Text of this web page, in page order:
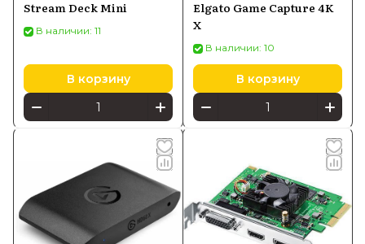
Stream Deck Mini
В наличии: 11
В корзину
Elgato Game Capture 4K
X
В наличии: 10
В корзину